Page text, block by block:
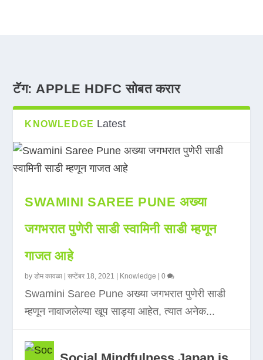
टॅग:APPLE HDFC सोबत करार
KNOWLEDGE Latest
SWAMINI SAREE PUNE अख्या
जगभरात पुणेरी साडी स्वामिनी साडी म्हणून
गाजत आहे
byडोम कावळा |सप्टेंबर 18, 2021 Knowledge |0
Swamini Saree Pune अख्या जगभरात पुणेरी साडी
म्हणून नावाजलेल्या खूप साड्या आहेत, त्यात अनेक...